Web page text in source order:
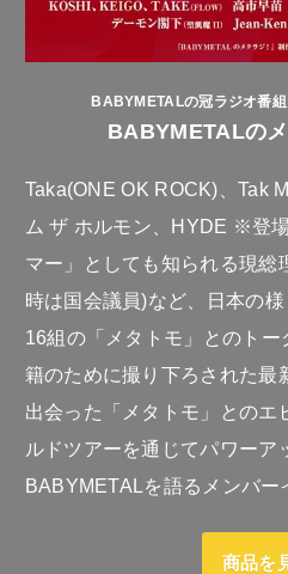
BABYMETALの冠ラジオ番
BABYMETALの
Taka(ONE OK ROCK)、Tak
ム ザ ホルモン、HYDE ※登
マー」としても知られる現総
時は国会議員)など、日本の
16組の「メタトモ」とのト
籍のために撮り下ろされた最
出会った「メタトモ」とのエ
ルドツアーを通じてパワーア
BABYMETALを語るメンバー
商品を